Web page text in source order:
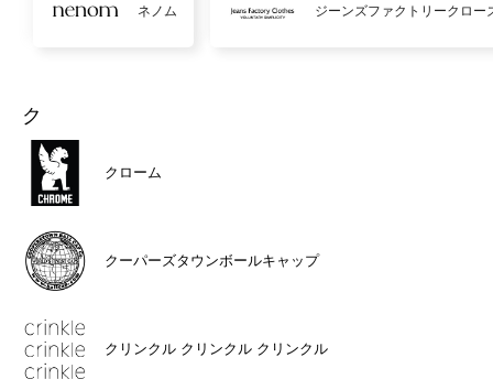
ネノム ジーンズファクトリークロー
ク
クローム
クーパーズタウンボールキャップ
クリンクル クリンクル クリンクル